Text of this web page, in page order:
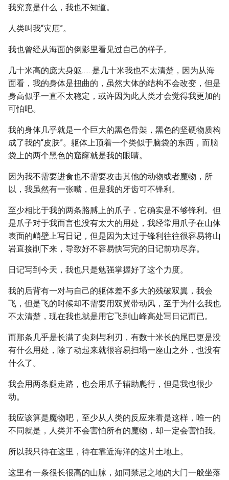
我究竟是什么，我也不知道。
人类叫我“灾厄”。
我也曾经从海面的倒影里看见过自己的样子。
几十米高的庞大身躯……是几十米我也不太清楚，因为从海
面看，我的身体是扭曲的，虽然大体的结构不会改变，但是
身高似乎一直不太稳定，或许因为此人类才会觉得我更加的
可怕吧。
我的身体几乎就是一个巨大的黑色骨架，黑色的坚硬物质构
成了我的“皮肤”。躯体上顶着一个类似于脑袋的东西，而脑
袋上的两个黑色的窟窿就是我的眼睛。
因为我不需要进食也不需要攻击其他的动物或者魔物，所
以，我虽然有一张嘴，但是我的牙齿可不锋利。
至少相比于我的两条胳膊上的爪子，它确实是不够锋利。但
是爪子对于我而言也没有太大的用处，我经常用爪子在山体
表面的峭壁上写日记，但是因为太过于锋利往往很容易将山
岩直接削下来，导致好不容易快写完的日记前功尽弃。
日记写到今天，我也只是勉强掌握好了这个力度。
我的后背有一对与自己的躯体差不多大的残破双翼，我会
飞，但是飞的时候却不需要用双翼带动风，至于为什么我也
不太清楚，现在我也就是用它飞到山峰高处写日记而已。
而那条几乎是长满了尖刺与利刃，有数十米长的尾巴更是没
有什么用处，除了动起来就很容易扫塌一座山之外，也没有
什么了。
我会用两条腿走路，也会用爪子辅助爬行，但是我也很少
动。
我应该算是魔物吧，至少从人类的反应来看是这样，唯一的
不同就是，人类并不会害怕所有的魔物，却一定会害怕我。
所以我只待在这里，待在靠近海洋的这片土地上。
这里有一条很长很高的山脉，如同禁忌之地的大门一般坐落